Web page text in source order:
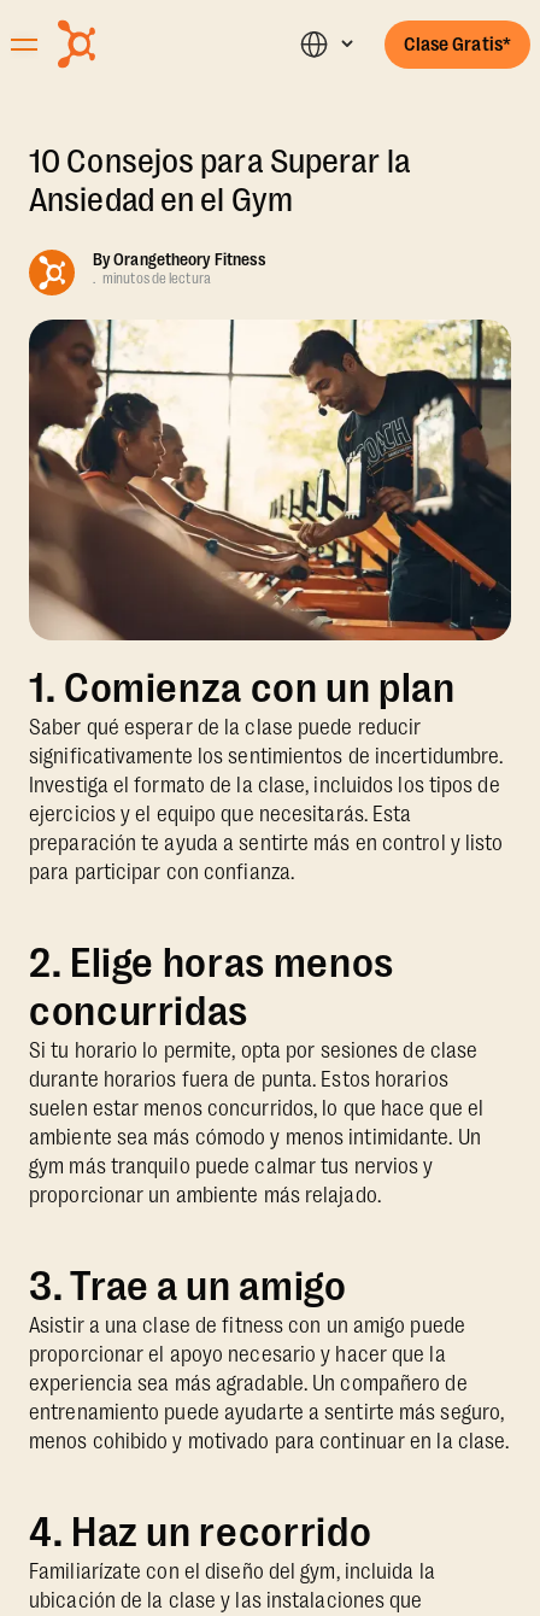
Clase Gratis*
10 Consejos para Superar la
Ansiedad en el Gym
ByOrangetheory Fitness
. minutos de lectura
1. Comienza con un plan
Saber qué esperar de la clase puede reducir
significativamente los sentimientos de incertidumbre.
Investiga el formato de la clase, incluidos los tipos de
ejercicios y el equipo que necesitarás. Esta
preparación te ayuda a sentirte más en control y listo
para participar con confianza.
2. Elige horas menos
concurridas
Si tu horario lo permite, opta por sesiones de clase
durante horarios fuera de punta. Estos horarios
suelen estar menos concurridos, lo que hace que el
ambiente sea más cómodo y menos intimidante. Un
gym más tranquilo puede calmar tus nervios y
proporcionar un ambiente más relajado.
3. Trae a un amigo
Asistir a una clase de fitness con un amigo puede
proporcionar el apoyo necesario y hacer que la
experiencia sea más agradable. Un compañero de
entrenamiento puede ayudarte a sentirte más seguro,
menos cohibido y motivado para continuar en la clase.
4. Haz un recorrido
Familiarízate con el diseño del gym, incluida la
ubicación de la clase y las instalaciones que